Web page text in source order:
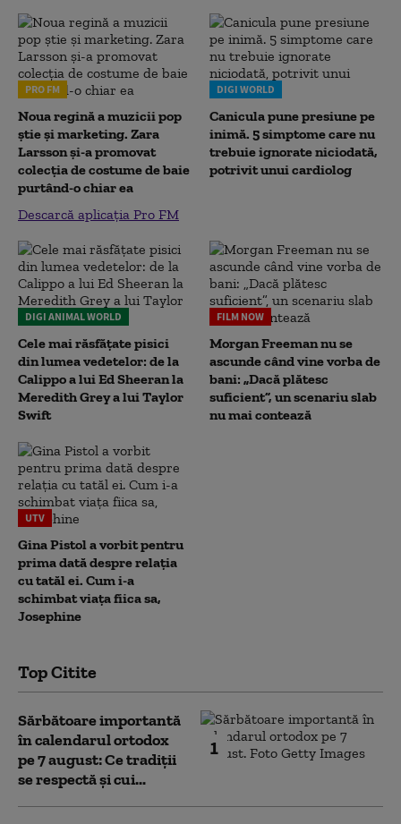
PRO FM
Noua regină a muzicii pop
știe și marketing. Zara
Larsson și-a promovat
colecția de costume de baie
purtând-o chiar ea
Descarcă aplicația Pro FM
DIGI WORLD
Canicula pune presiune pe
inimă. 5 simptome care nu
trebuie ignorate niciodată,
potrivit unui cardiolog
DIGI ANIMAL WORLD
Cele mai răsfățate pisici
din lumea vedetelor: de la
Calippo a lui Ed Sheeran la
Meredith Grey a lui Taylor
Swift
FILM NOW
Morgan Freeman nu se
ascunde când vine vorba de
bani: „Dacă plătesc
suficient”, un scenariu slab
nu mai contează
UTV
Gina Pistol a vorbit pentru
prima dată despre relația
cu tatăl ei. Cum i-a
schimbat viața fiica sa,
Josephine
Top Citite
1
Sărbătoare importantă
în calendarul ortodox
pe 7 august: Ce tradiții
se respectă și cui...